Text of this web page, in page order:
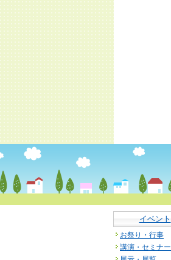
イベント
お祭り・行事
講演・セミナー